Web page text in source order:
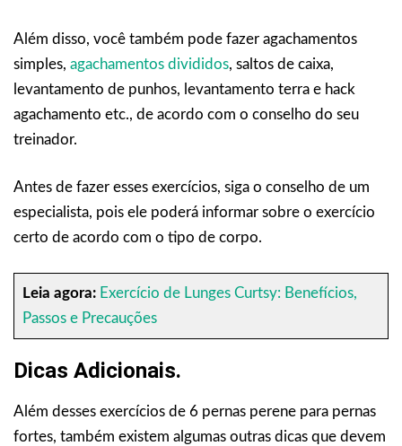
Além disso, você também pode fazer agachamentos
simples, agachamentos divididos, saltos de caixa,
levantamento de punhos, levantamento terra e hack
agachamento etc., de acordo com o conselho do seu
treinador.
Antes de fazer esses exercícios, siga o conselho de um
especialista, pois ele poderá informar sobre o exercício
certo de acordo com o tipo de corpo.
Leia agora: Exercício de Lunges Curtsy: Benefícios,
Passos e Precauções
Dicas Adicionais.
Além desses exercícios de 6 pernas perene para pernas
fortes, também existem algumas outras dicas que devem